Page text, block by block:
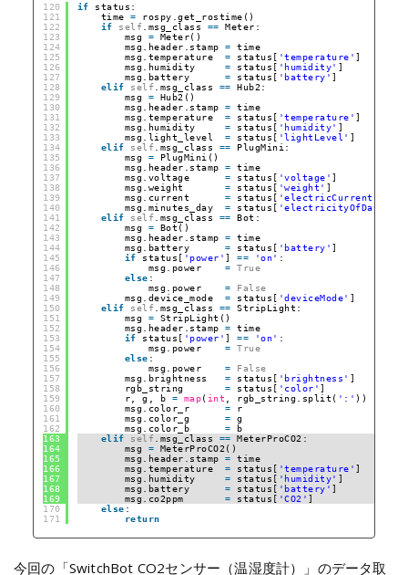
120
121
122
123
124
125
126
127
128
129
130
131
132
133
134
135
136
137
138
139
140
141
142
143
144
145
146
147
148
149
150
151
152
153
154
155
156
157
158
159
160
161
162
163
164
165
166
167
168
169
170
171
if
status:
time =
rospy.get_rostime()
if
self .msg_class ==
Meter:
msg =
Meter()
msg.header.stamp =
time
msg.temperature = status[ 'temperature' ]
msg.humidity = status[ 'humidity' ]
msg.battery = status[ 'battery' ]
elif
self .msg_class ==
Hub2:
msg =
Hub2()
msg.header.stamp =
time
msg.temperature = status[ 'temperature' ]
msg.humidity = status[ 'humidity' ]
msg.light_level = status[ 'lightLevel' ]
elif
self .msg_class ==
PlugMini:
msg =
PlugMini()
msg.header.stamp =
time
msg.voltage = status[ 'voltage' ]
msg.weight = status[ 'weight' ]
msg.current = status[ 'electricCurrent'
msg.minutes_day = status[ 'electricityOfDay'
elif
self .msg_class ==
Bot:
msg =
Bot()
msg.header.stamp =
time
msg.battery = status[ 'battery' ]
if
status[ 'power' ] == 'on' :
msg.power =
True
else :
msg.power =
False
msg.device_mode = status[ 'deviceMode' ]
elif
self .msg_class ==
StripLight:
msg =
StripLight()
msg.header.stamp =
time
if
status[ 'power' ] == 'on' :
msg.power =
True
else :
msg.power =
False
msg.brightness = status[ 'brightness' ]
rgb_string = status[ 'color' ]
r, g, b = map( int , rgb_string.split( ':' ))
msg.color_r =
r
msg.color_g =
g
msg.color_b =
b
elif
self .msg_class ==
MeterProCO2:
msg =
MeterProCO2()
msg.header.stamp =
time
msg.temperature = status[ 'temperature' ]
msg.humidity = status[ 'humidity' ]
msg.battery = status[ 'battery' ]
msg.co2ppm = status[ 'CO2' ]
else :
return
今回の「SwitchBot CO2センサー（温湿度計）」のデータ取